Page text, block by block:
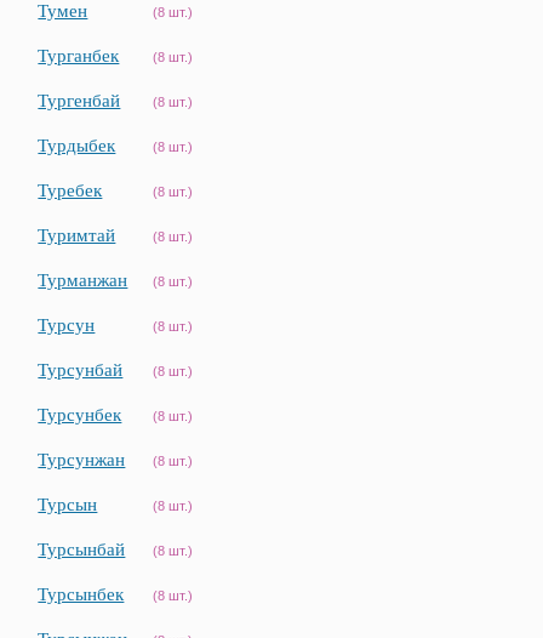
Тумен (8 шт.)
Турганбек (8 шт.)
Тургенбай (8 шт.)
Турдыбек (8 шт.)
Туребек (8 шт.)
Туримтай (8 шт.)
Турманжан (8 шт.)
Турсун (8 шт.)
Турсунбай (8 шт.)
Турсунбек (8 шт.)
Турсунжан (8 шт.)
Турсын (8 шт.)
Турсынбай (8 шт.)
Турсынбек (8 шт.)